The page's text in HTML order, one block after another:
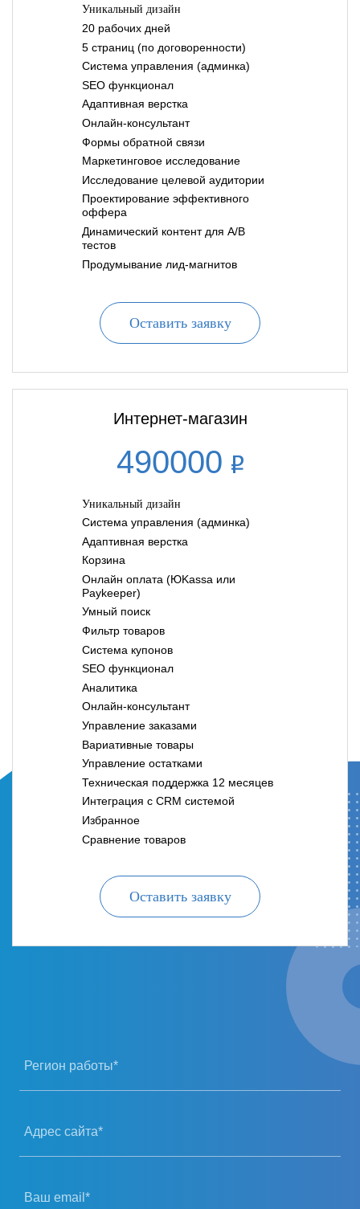
Уникальный дизайн
20 рабочих дней
5 страниц (по договоренности)
Система управления (админка)
SEO функционал
Адаптивная верстка
Онлайн-консультант
Формы обратной связи
Маркетинговое исследование
Исследование целевой аудитории
Проектирование эффективного
оффера
Динамический контент для A/B
тестов
Продумывание лид-магнитов
Оставить заявку
Интернет-магазин
490000
Уникальный дизайн
Система управления (админка)
Адаптивная верстка
Корзина
Онлайн оплата (ЮKassa или
Paykeeper)
Умный поиск
Фильтр товаров
Система купонов
SEO функционал
Аналитика
Онлайн-консультант
Управление заказами
Вариативные товары
Управление остатками
Техническая поддержка 12 месяцев
Интеграция с CRM системой
Избранное
Сравнение товаров
Оставить заявку
Регион работы*
Адрес сайта*
Ваш email*